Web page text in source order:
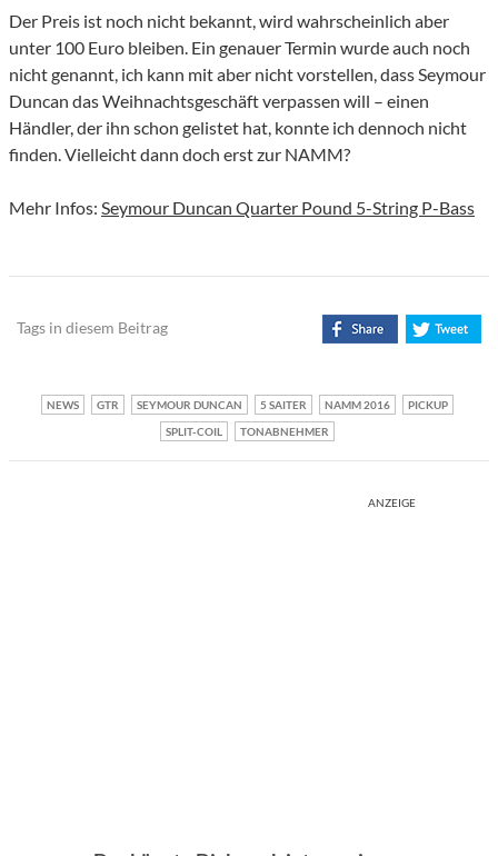
Der Preis ist noch nicht bekannt, wird wahrscheinlich aber
unter 100 Euro bleiben. Ein genauer Termin wurde auch noch
nicht genannt, ich kann mit aber nicht vorstellen, dass Seymour
Duncan das Weihnachtsgeschäft verpassen will – einen
Händler, der ihn schon gelistet hat, konnte ich dennoch nicht
finden. Vielleicht dann doch erst zur NAMM?
Mehr Infos: Seymour Duncan Quarter Pound 5-String P-Bass
Tags in diesem Beitrag
NEWS GTR SEYMOUR DUNCAN 5 SAITER NAMM 2016
PICKUP
SPLIT-COIL
TONABNEHMER
ANZEIGE